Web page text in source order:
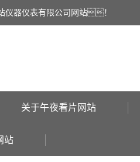
仪器仪表有限公司网站！
关于午夜看片网站
站